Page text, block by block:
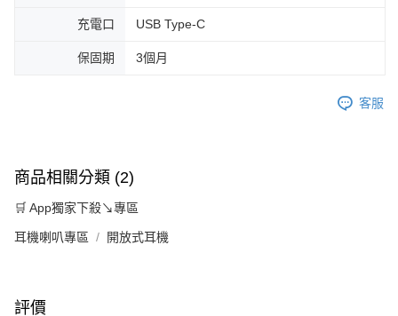
充電口 USB Type-C
保固期 3個月
客服
商品相關分類 (2)
🛒 App獨家下殺↘專區
耳機喇叭專區 開放式耳機
評價